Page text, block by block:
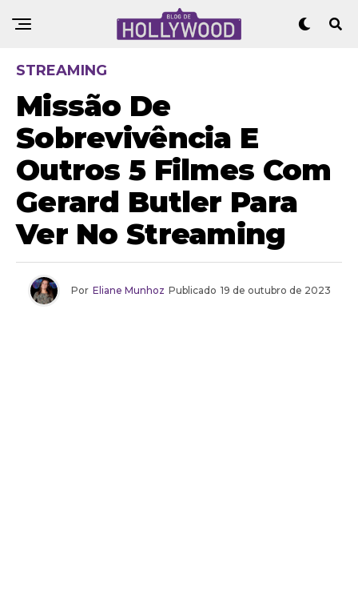
STREAMING
Missão De
Sobrevivência E
Outros 5 Filmes Com
Gerard Butler Para
Ver No Streaming
Por Eliane Munhoz Publicado 19 de outubro de 2023